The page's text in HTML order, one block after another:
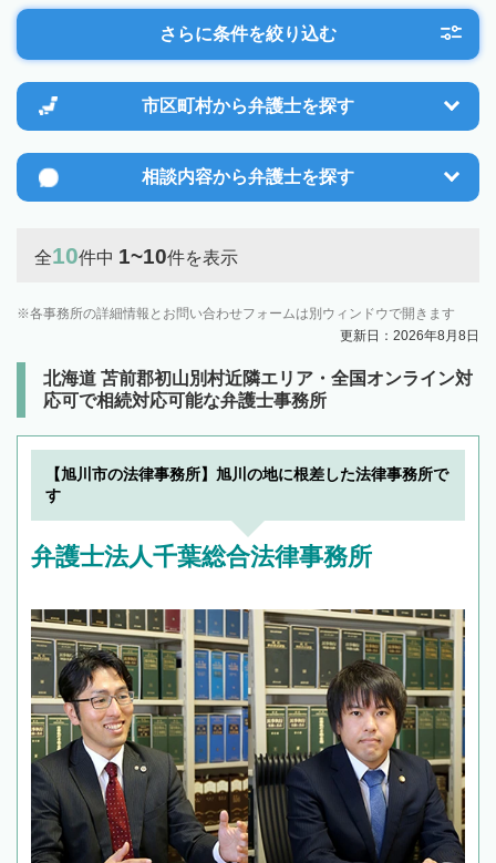
さらに条件を絞り込む
市区町村から弁護士を探す
相談内容から弁護士を探す
全10件中 1~10件を表示
各事務所の詳細情報とお問い合わせフォームは別ウィンドウで開きます
更新日：2026年8月8日
北海道 苫前郡初山別村近隣エリア・全国オンライン対
応可で相続対応可能な弁護士事務所
【旭川市の法律事務所】旭川の地に根差した法律事務所で
す
弁護士法人千葉総合法律事務所